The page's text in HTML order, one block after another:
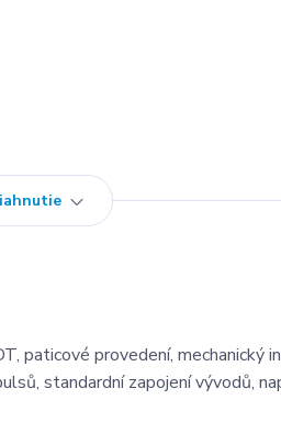
paticové provedení, mechanický
standardní zapojení vývodů,